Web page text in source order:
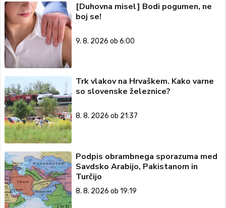
[Duhovna misel] Bodi pogumen, ne
boj se!
9. 8. 2026 ob 6:00
Trk vlakov na Hrvaškem. Kako varne
so slovenske železnice?
8. 8. 2026 ob 21:37
Podpis obrambnega sporazuma med
Savdsko Arabijo, Pakistanom in
Turčijo
8. 8. 2026 ob 19:19